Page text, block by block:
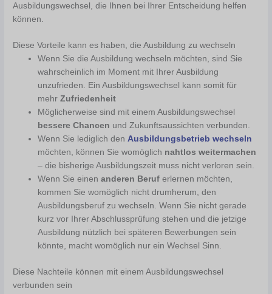
Ausbildungswechsel, die Ihnen bei Ihrer Entscheidung helfen
können.
Diese Vorteile kann es haben, die Ausbildung zu wechseln
Wenn Sie die Ausbildung wechseln möchten, sind Sie
wahrscheinlich im Moment mit Ihrer Ausbildung
unzufrieden. Ein Ausbildungswechsel kann somit für
mehrZufriedenheit
Möglicherweise sind mit einem Ausbildungswechsel
bessere Chancen und Zukunftsaussichten verbunden.
Wenn Sie lediglich denAusbildungsbetrieb wechseln
möchten, können Sie womöglich nahtlos weitermachen
– die bisherige Ausbildungszeit muss nicht verloren sein.
Wenn Sie einenanderen Beruf erlernen möchten,
kommen Sie womöglich nicht drumherum, den
Ausbildungsberuf zu wechseln. Wenn Sie nicht gerade
kurz vor Ihrer Abschlussprüfung stehen und die jetzige
Ausbildung nützlich bei späteren Bewerbungen sein
könnte, macht womöglich nur ein Wechsel Sinn.
Diese Nachteile können mit einem Ausbildungswechsel
verbunden sein